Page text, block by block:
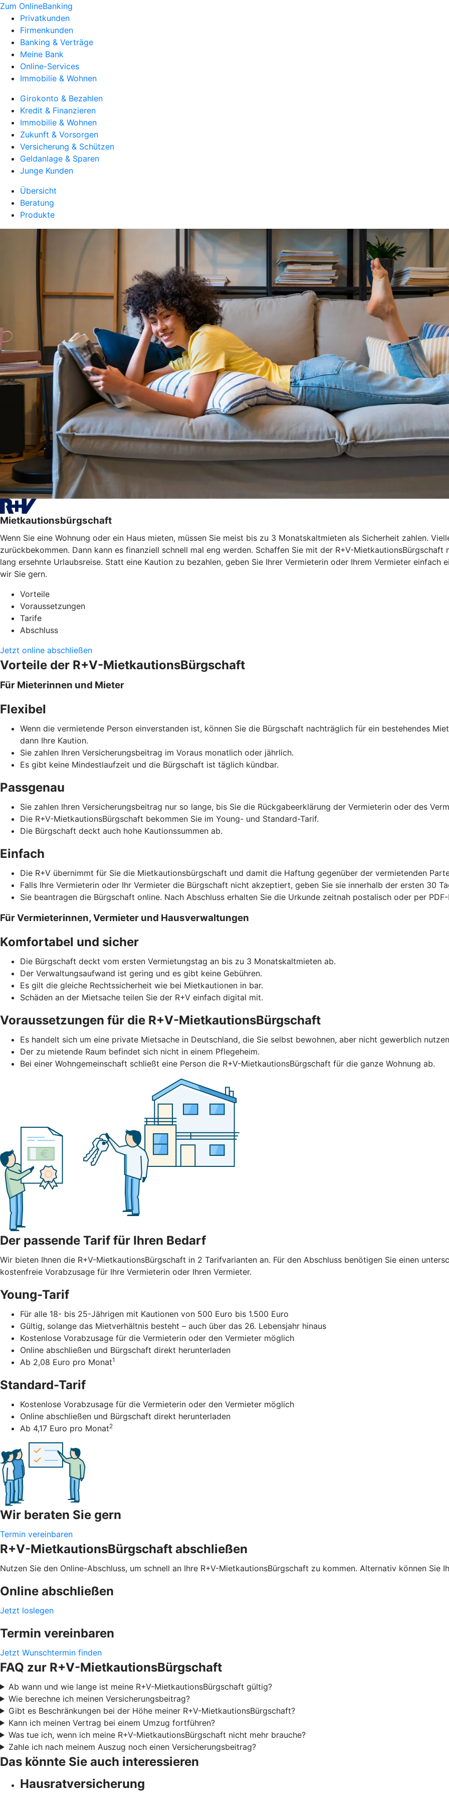
Zum OnlineBanking
Privatkunden
Firmenkunden
Banking & Verträge
Meine Bank
Online-Services
Immobilie & Wohnen
Girokonto & Bezahlen
Kredit & Finanzieren
Immobilie & Wohnen
Zukunft & Vorsorgen
Versicherung & Schützen
Geldanlage & Sparen
Junge Kunden
Übersicht
Beratung
Produkte
Mietkautionsbürgschaft
Wenn Sie eine Wohnung oder ein Haus mieten, müssen Sie meist bis zu 3 Monatskaltmieten als Sicherheit zahlen.
zurückbekommen. Dann kann es finanziell schnell mal eng werden. Schaffen Sie mit der R+V-
lang ersehnte Urlaubsreise. Statt eine Kaution zu bezahlen, geben Sie Ihrer Vermieterin oder Ihrem Vermieter einfach
wir Sie gern.
Vorteile
Voraussetzungen
Tarife
Abschluss
Jetzt online abschließen
Vorteile der R+V-MietkautionsBürgschaft
Für Mieterinnen und Mieter
Flexibel
Wenn die vermietende Person einverstanden ist, können Sie die Bürgschaft nachträglich für ein bestehendes
dann Ihre Kaution.
Sie zahlen Ihren Versicherungsbeitrag im Voraus monatlich oder jährlich.
Es gibt keine Mindestlaufzeit und die Bürgschaft ist täglich kündbar.
Passgenau
Sie zahlen Ihren Versicherungsbeitrag nur so lange, bis Sie die Rückgabeerklärung der Vermieterin oder des
Die R+V-MietkautionsBürgschaft bekommen Sie im Young- und Standard-Tarif.
Die Bürgschaft deckt auch hohe Kautionssummen ab.
Einfach
Die R+V übernimmt für Sie die Mietkautionsbürgschaft und damit die Haftung gegenüber der vermietenden
Falls Ihre Vermieterin oder Ihr Vermieter die Bürgschaft nicht akzeptiert, geben Sie sie innerhalb der ersten 30
Sie beantragen die Bürgschaft online. Nach Abschluss erhalten Sie die Urkunde zeitnah postalisch oder per
Für Vermieterinnen, Vermieter und Hausverwaltungen
Komfortabel und sicher
Die Bürgschaft deckt vom ersten Vermietungstag an bis zu 3 Monatskaltmieten ab.
Der Verwaltungsaufwand ist gering und es gibt keine Gebühren.
Es gilt die gleiche Rechtssicherheit wie bei Mietkautionen in bar.
Schäden an der Mietsache teilen Sie der R+V einfach digital mit.
Voraussetzungen für die R+V-MietkautionsBürgschaft
Es handelt sich um eine private Mietsache in Deutschland, die Sie selbst bewohnen, aber nicht gewerblich
Der zu mietende Raum befindet sich nicht in einem Pflegeheim.
Bei einer Wohngemeinschaft schließt eine Person die R+V-MietkautionsBürgschaft für die ganze Wohnung ab.
Der passende Tarif für Ihren Bedarf
Wir bieten Ihnen die R+V-MietkautionsBürgschaft in 2 Tarifvarianten an. Für den Abschluss benötigen Sie einen
kostenfreie Vorabzusage für Ihre Vermieterin oder Ihren Vermieter.
Young-Tarif
Für alle 18- bis 25-Jährigen mit Kautionen von 500 Euro bis 1.500 Euro
Gültig, solange das Mietverhältnis besteht – auch über das 26. Lebensjahr hinaus
Kostenlose Vorabzusage für die Vermieterin oder den Vermieter möglich
Online abschließen und Bürgschaft direkt herunterladen
Ab 2,08 Euro pro Monat1
Standard-Tarif
Kostenlose Vorabzusage für die Vermieterin oder den Vermieter möglich
Online abschließen und Bürgschaft direkt herunterladen
Ab 4,17 Euro pro Monat2
Wir beraten Sie gern
Termin vereinbaren
R+V-MietkautionsBürgschaft abschließen
Nutzen Sie den Online-Abschluss, um schnell an Ihre R+V-MietkautionsBürgschaft zu kommen. Alternativ können Sie
Online abschließen
Jetzt loslegen
Termin vereinbaren
Jetzt Wunschtermin finden
FAQ zur R+V-MietkautionsBürgschaft
Ab wann und wie lange ist meine R+V-MietkautionsBürgschaft gültig?
Wie berechne ich meinen Versicherungsbeitrag?
Gibt es Beschränkungen bei der Höhe meiner R+V-MietkautionsBürgschaft?
Kann ich meinen Vertrag bei einem Umzug fortführen?
Was tue ich, wenn ich meine R+V-MietkautionsBürgschaft nicht mehr brauche?
Zahle ich nach meinem Auszug noch einen Versicherungsbeitrag?
Das könnte Sie auch interessieren
Hausratversicherung